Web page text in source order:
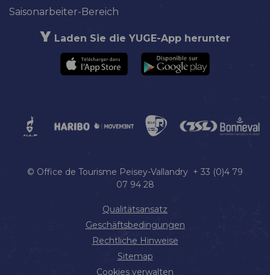
Saisonarbeiter-Bereich
Laden Sie die YUGE-App herunter
© Office de Tourisme Peisey-Vallandry + 33 (0)4 79
07 94 28
Qualitätsansatz
Geschäftsbedingungen
Rechtliche Hinweise
Sitemap
Cookies verwalten